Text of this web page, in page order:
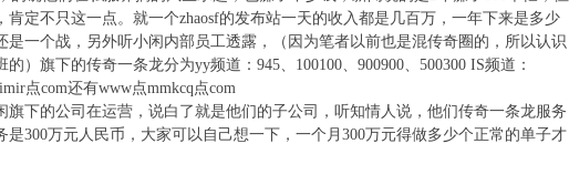
肯定不只这一点。就一个zhaosf的发布站一天的收入都是几百万，一年下来是多少
是一个战，另外听小闲内部员工透露，（因为笔者以前也是混传奇圈的，所以认识
）旗下的传奇一条龙分为yy频道：945、100100、900900、500300 IS频道：
点com还有www点mmkcq点com
旗下的公司在运营，说白了就是他们的子公司，听知情人说，他们传奇一条龙服务
是300万元人民币，大家可以自己想一下，一个月300万元得做多少个正常的单子才